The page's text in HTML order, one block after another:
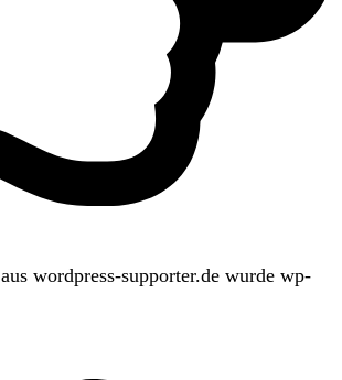
aus wordpress-supporter.de wurde wp-